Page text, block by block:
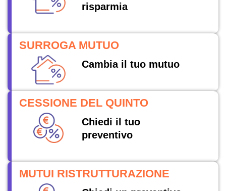
risparmia
SURROGA MUTUO
Cambia il tuo mutuo
CESSIONE DEL QUINTO
Chiedi il tuo
preventivo
MUTUI RISTRUTTURAZIONE